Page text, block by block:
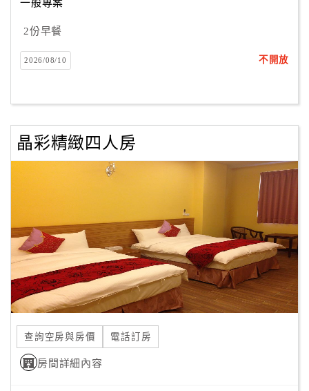
員
戶
客
服
聯
線
上
服
紅
利
查
一般專案
2份早餐
2026/08/10 不開放
晶彩精緻四人房
查詢空房與房價 電話訂房
房間詳細內容